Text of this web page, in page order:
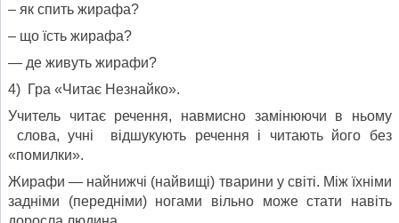
– як спить жирафа?
– що їсть жирафа?
— де живуть жирафи?
4) Гра «Читає Незнайко».
Учитель читає речення, навмисно замінюючи в ньому
слова, учні відшукують речення і читають його без
«помилки».
Жирафи — найнижчі (найвищі) тварини у світі. Між їхніми
задніми (передніми) ногами вільно може стати навіть